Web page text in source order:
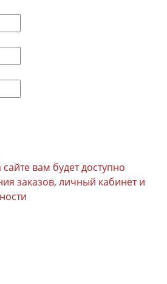
вам будет доступно
заказов, личный кабинет и